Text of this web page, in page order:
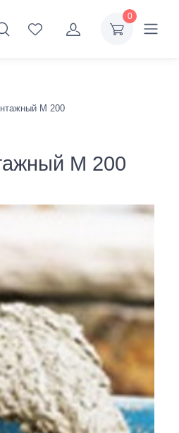
0
М 200
М 200